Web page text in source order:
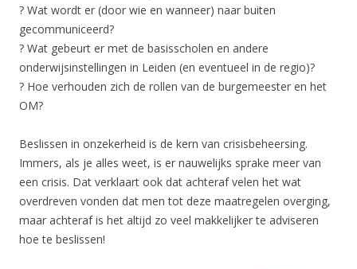
? Wat wordt er (door wie en wanneer) naar buiten
gecommuniceerd?
? Wat gebeurt er met de basisscholen en andere
onderwijsinstellingen in Leiden (en eventueel in de regio)?
? Hoe verhouden zich de rollen van de burgemeester en het
OM?
Beslissen in onzekerheid is de kern van crisisbeheersing.
Immers, als je alles weet, is er nauwelijks sprake meer van
een crisis. Dat verklaart ook dat achteraf velen het wat
overdreven vonden dat men tot deze maatregelen overging,
maar achteraf is het altijd zo veel makkelijker te adviseren
hoe te beslissen!